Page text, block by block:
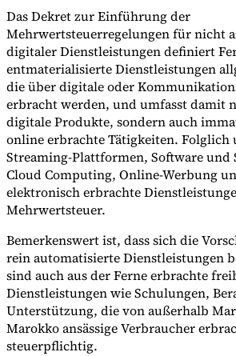
VAT-Rechner
GST-Rechner Verkaufssteuer-
NummernprüferTracker für E-Rechnungs-
Experts
Unsere AutorenBeitragender werdenWählen
Das Dekret zur Einführung der
Mehrwertsteuerregelungen für nicht
digitaler Dienstleistungen definiert
entmaterialisierte Dienstleistungen
die über digitale oder
erbracht werden, und umfasst damit
digitale Produkte, sondern auch
online erbrachte Tätigkeiten. Folglich
Streaming-Plattformen, Software und
Cloud Computing, Online-Werbung
elektronisch erbrachte
Mehrwertsteuer.
Bemerkenswert ist, dass sich die
rein automatisierte Dienstleistungen
sind auch aus der Ferne erbrachte
Dienstleistungen wie Schulungen,
Unterstützung, die von außerhalb
Marokko ansässige Verbraucher
steuerpflichtig.